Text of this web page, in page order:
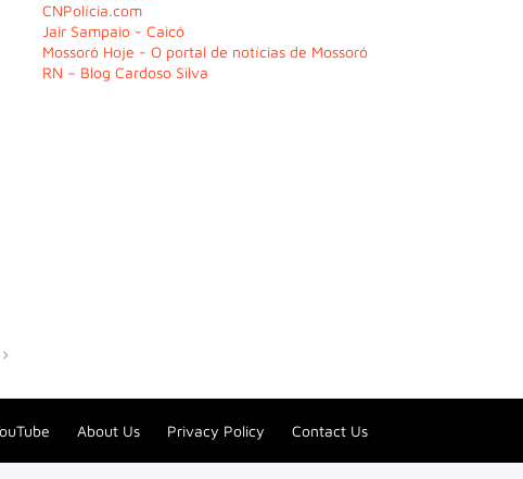
CNPolícia.com
Jair Sampaio - Caicó
Mossoró Hoje - O portal de notícias de Mossoró
RN – Blog Cardoso Silva
About Us Privacy Policy Contact Us